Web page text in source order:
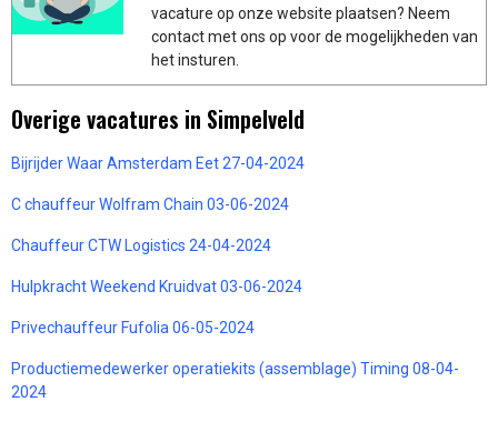
vacature op onze website plaatsen? Neem
contact met ons op voor de mogelijkheden van
het insturen.
Overige vacatures in Simpelveld
Bijrijder Waar Amsterdam Eet 27-04-2024
C chauffeur Wolfram Chain 03-06-2024
Chauffeur CTW Logistics 24-04-2024
Hulpkracht Weekend Kruidvat 03-06-2024
Privechauffeur Fufolia 06-05-2024
Productiemedewerker operatiekits (assemblage) Timing 08-04-
2024